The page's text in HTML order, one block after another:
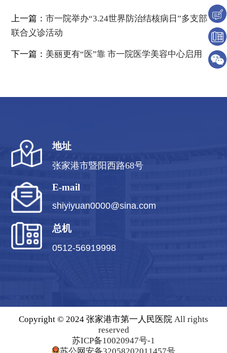
上一篇：市一院举办“3.24世界防治结核病日”多支部
联合义诊活动
下一篇： 美丽更有“医”靠 市一院医学美容中心启用
地址
张家港市暨阳西路68号
E-mail
shiyiyuan0000@sina.com
总机
0512-56919998
Copyright © 2024 张家港市第一人民医院 All rights
reserved
苏ICP备10020947号-1